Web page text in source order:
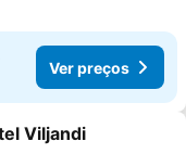
Ver preços
aos favoritos
Viljandi